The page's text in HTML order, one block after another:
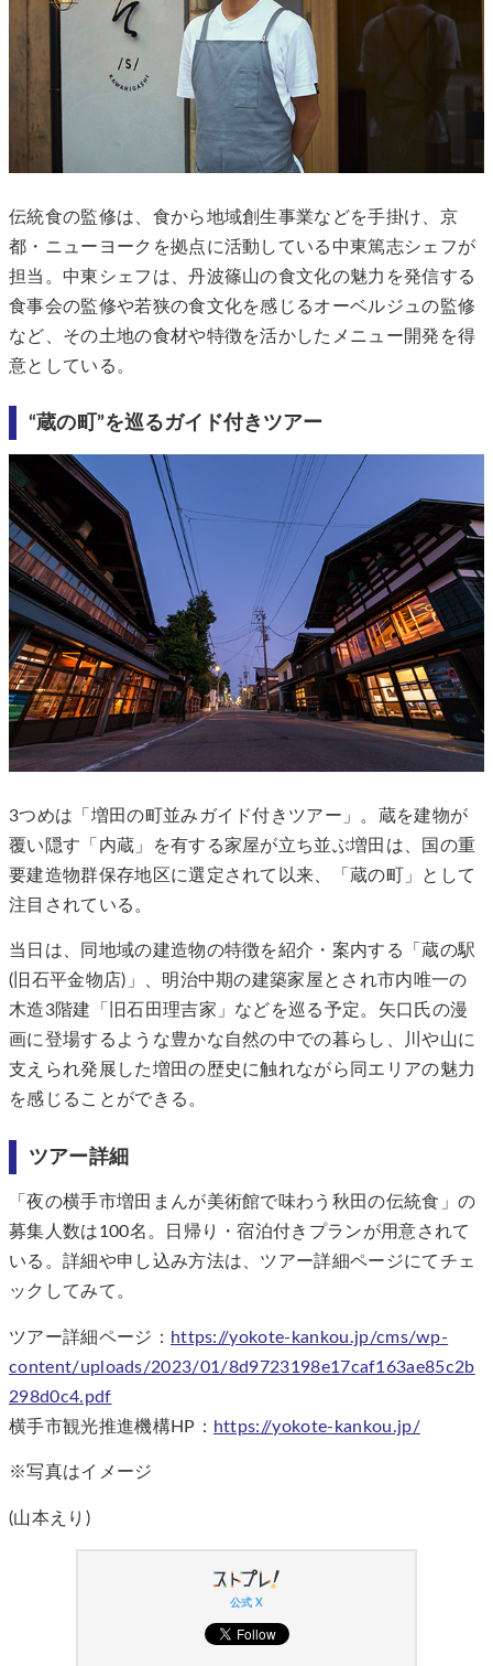
伝統食の監修は、食から地域創生事業などを手掛け、京
都・ニューヨークを拠点に活動している中東篤志シェフが
担当。中東シェフは、丹波篠山の食文化の魅力を発信する
食事会の監修や若狭の食文化を感じるオーベルジュの監修
など、その土地の食材や特徴を活かしたメニュー開発を得
意としている。
“蔵の町”を巡るガイド付きツアー
3つめは「増田の町並みガイド付きツアー」。蔵を建物が
覆い隠す「内蔵」を有する家屋が立ち並ぶ増田は、国の重
要建造物群保存地区に選定されて以来、「蔵の町」として
注目されている。
当日は、同地域の建造物の特徴を紹介・案内する「蔵の駅
(旧石平金物店)」、明治中期の建築家屋とされ市内唯一の
木造3階建「旧石田理吉家」などを巡る予定。矢口氏の漫
画に登場するような豊かな自然の中での暮らし、川や山に
支えられ発展した増田の歴史に触れながら同エリアの魅力
を感じることができる。
ツアー詳細
「夜の横手市増田まんが美術館で味わう秋田の伝統食」の
募集人数は100名。日帰り・宿泊付きプランが用意されて
いる。詳細や申し込み方法は、ツアー詳細ページにてチェ
ックしてみて。
ツアー詳細ページ： https://yokote-kankou.jp/cms/wp-
content/uploads/2023/01/8d9723198e17caf163ae85c2b
298d0c4.pdf
横手市観光推進機構HP： https://yokote-kankou.jp/
※写真はイメージ
(山本えり)
公式 X